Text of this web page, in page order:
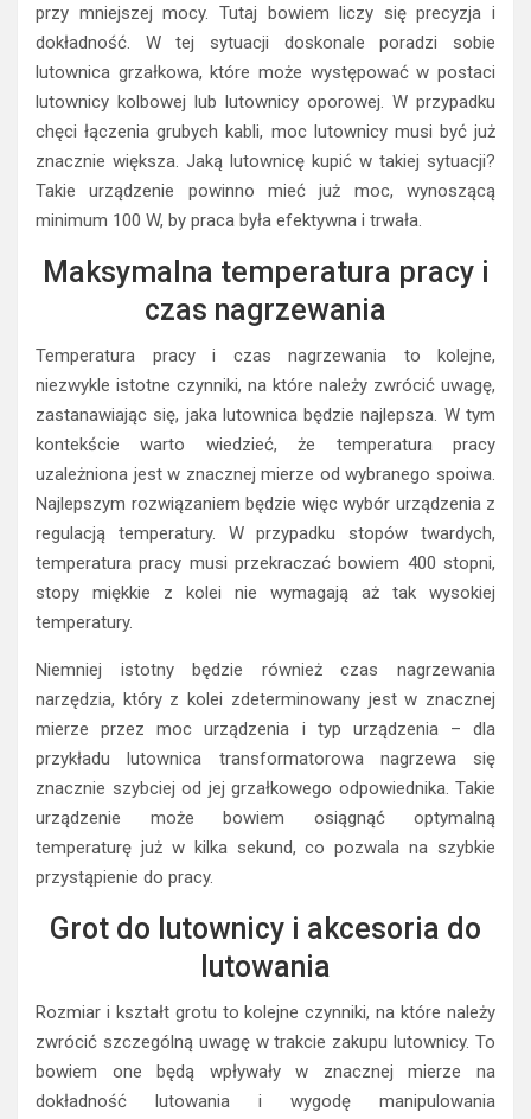
przy mniejszej mocy. Tutaj bowiem liczy się precyzja i
dokładność. W tej sytuacji doskonale poradzi sobie
lutownica grzałkowa, które może występować w postaci
lutownicy kolbowej lub lutownicy oporowej. W przypadku
chęci łączenia grubych kabli, moc lutownicy musi być już
znacznie większa. Jaką lutownicę kupić w takiej sytuacji?
Takie urządzenie powinno mieć już moc, wynoszącą
minimum 100 W, by praca była efektywna i trwała.
Maksymalna temperatura pracy i
czas nagrzewania
Temperatura pracy i czas nagrzewania to kolejne,
niezwykle istotne czynniki, na które należy zwrócić uwagę,
zastanawiając się, jaka lutownica będzie najlepsza. W tym
kontekście warto wiedzieć, że temperatura pracy
uzależniona jest w znacznej mierze od wybranego spoiwa.
Najlepszym rozwiązaniem będzie więc wybór urządzenia z
regulacją temperatury. W przypadku stopów twardych,
temperatura pracy musi przekraczać bowiem 400 stopni,
stopy miękkie z kolei nie wymagają aż tak wysokiej
temperatury.
Niemniej istotny będzie również czas nagrzewania
narzędzia, który z kolei zdeterminowany jest w znacznej
mierze przez moc urządzenia i typ urządzenia – dla
przykładu lutownica transformatorowa nagrzewa się
znacznie szybciej od jej grzałkowego odpowiednika. Takie
urządzenie może bowiem osiągnąć optymalną
temperaturę już w kilka sekund, co pozwala na szybkie
przystąpienie do pracy.
Grot do lutownicy i akcesoria do
lutowania
Rozmiar i kształt grotu to kolejne czynniki, na które należy
zwrócić szczególną uwagę w trakcie zakupu lutownicy. To
bowiem one będą wpływały w znacznej mierze na
dokładność lutowania i wygodę manipulowania